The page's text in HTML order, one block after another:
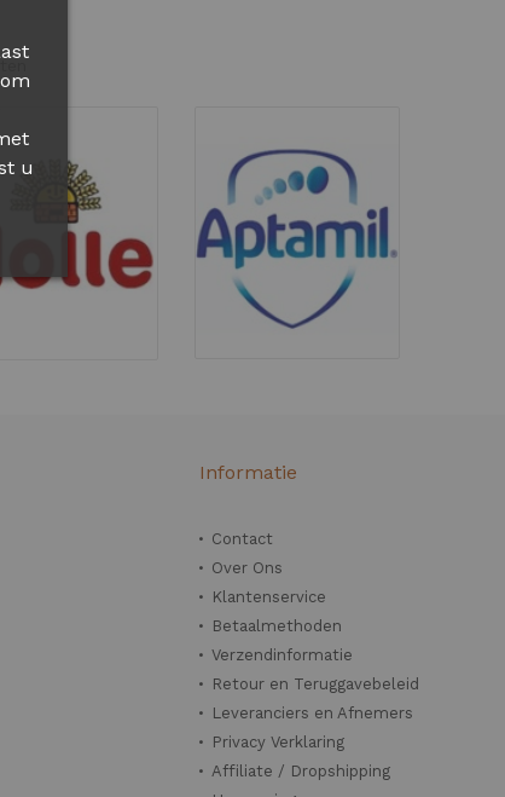
Informatie
Contact
Over Ons
Klantenservice
Betaalmethoden
Verzendinformatie
Retour en Teruggavebeleid
Leveranciers en Afnemers
Privacy Verklaring
Affiliate / Dropshipping
u